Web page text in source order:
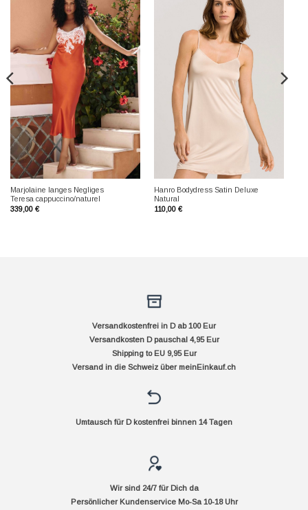
Marjolaine langes Negliges
Teresa cappuccino/naturel
339,00 €
Hanro Bodydress Satin Deluxe
Natural
110,00 €
Versandkostenfrei in D ab 100 Eur
Versandkosten D pauschal 4,95 Eur
Shipping to EU 9,95 Eur
Versand in die Schweiz über meinEinkauf.ch
Umtausch für D kostenfrei binnen 14 Tagen
Wir sind 24/7 für Dich da
Persönlicher Kundenservice Mo-Sa 10-18 Uhr